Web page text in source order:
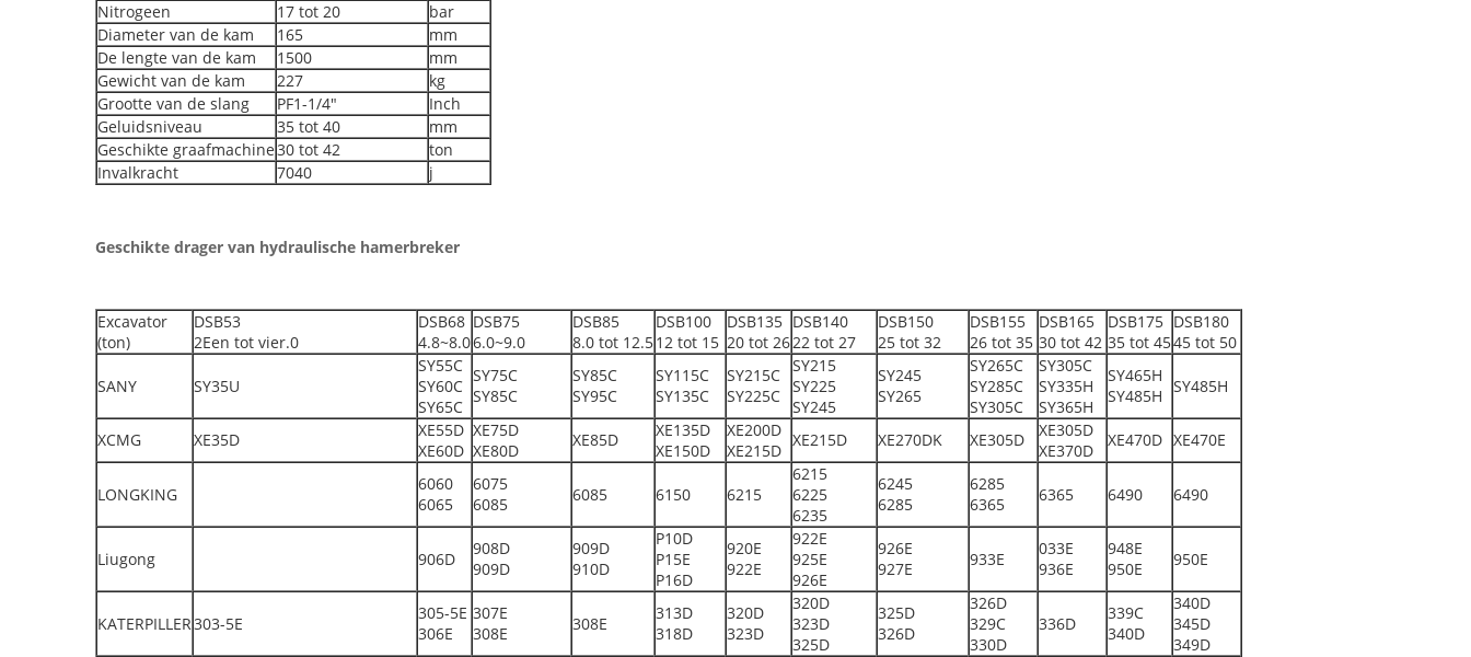
Nitrogeen
17 tot 20
bar
Diameter van de kam
165
mm
De lengte van de kam
1500
mm
Gewicht van de kam
227
kg
Grootte van de slang
PF1-1/4"
Inch
Geluidsniveau
35 tot 40
mm
Geschikte graafmachine30 tot 42
ton
Invalkracht
7040 j
Geschikte drager van hydraulische hamerbreker
Excavator
(ton)
DSB53
2Een tot vier.0
DSB68
4.8~8.0
DSB75
6.0~9.0
DSB85
8.0 tot 12.5
DSB100
12 tot 15
DSB135
20 tot 26
DSB140
22 tot 27
DSB150
25 tot 32
DSB155
26 tot 35
DSB165
30 tot 42
DSB175
35 tot 45
DSB180
45 tot 50
SANY SY35U
SY55C
SY60C
SY65C
SY75C
SY85C
SY85C
SY95C
SY115C
SY135C
SY215C
SY225C
SY215
SY225
SY245
SY245
SY265
SY265C
SY285C
SY305C
SY305C
SY335H
SY365H
SY465H
SY485H SY485H
XCMG XE35D
XE55D
XE60D
XE75D
XE80D
XE85D
XE135D
XE150D
XE200D
XE215D
XE215D XE270DK XE305D
XE305D
XE370D
XE470D XE470E
LONGKING
6060
6065
6075
6085
6085 6150 6215
6215
6225
6235
6245
6285
6285
6365
6365 6490 6490
Liugong 906D
908D
909D
909D
910D
P10D
P15E
P16D
920E
922E
922E
925E
926E
926E
927E
933E
033E
936E
948E
950E
950E
KATERPILLER303-5E
305-5E
306E
307E
308E
308E
313D
318D
320D
323D
320D
323D
325D
325D
326D
326D
329C
330D
336D
339C
340D
340D
345D
349D